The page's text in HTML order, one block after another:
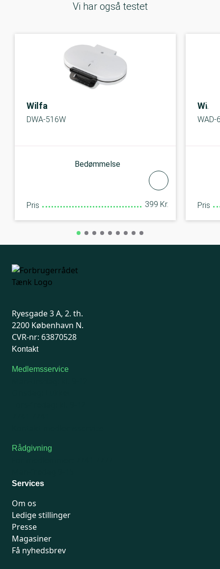
Vi har også testet
Wilfa
DWA-516W
Bedømmelse
Pris 399 Kr.
Wilfa
WAD-
Pris
Ryesgade 3 A, 2. th.
2200 København N.
CVR-nr: 63870528
Kontakt
Medlemsservice
Rådgivning
Services
Om os
Ledige stillinger
Presse
Magasiner
Få nyhedsbrev